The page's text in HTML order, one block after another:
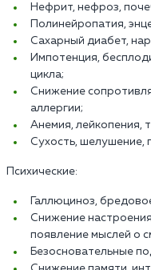
Нефрит, нефроз,
Полинейропатия,
Сахарный диабет,
Импотенция,
цикла;
Снижение
аллергии;
Анемия, лейкопения,
Сухость, шелушение,
Психические:
Галлюциноз,
Снижение
появление мыслей о
Безосновательные